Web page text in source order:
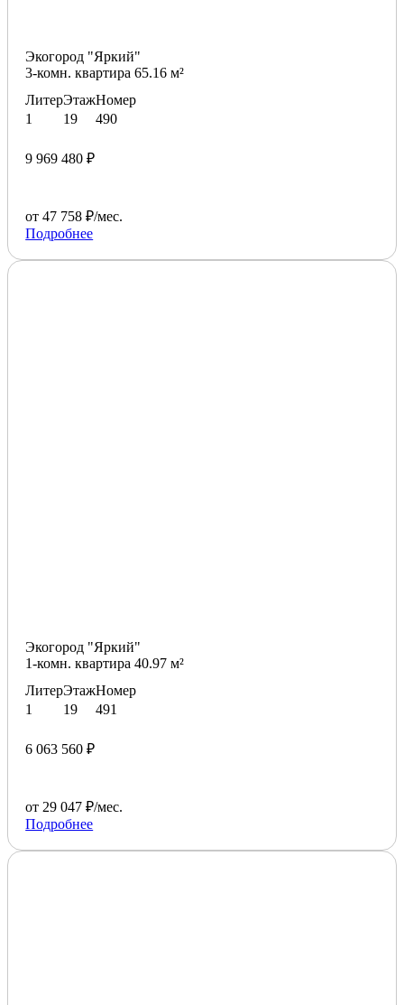
Экогород "Яркий"
3-комн. квартира 65.16 м²
Литер
1
Этаж
19
Номер
490
9 969 480 ₽
от 47 758 ₽/мес.
Подробнее
Экогород "Яркий"
1-комн. квартира 40.97 м²
Литер
1
Этаж
19
Номер
491
6 063 560 ₽
от 29 047 ₽/мес.
Подробнее